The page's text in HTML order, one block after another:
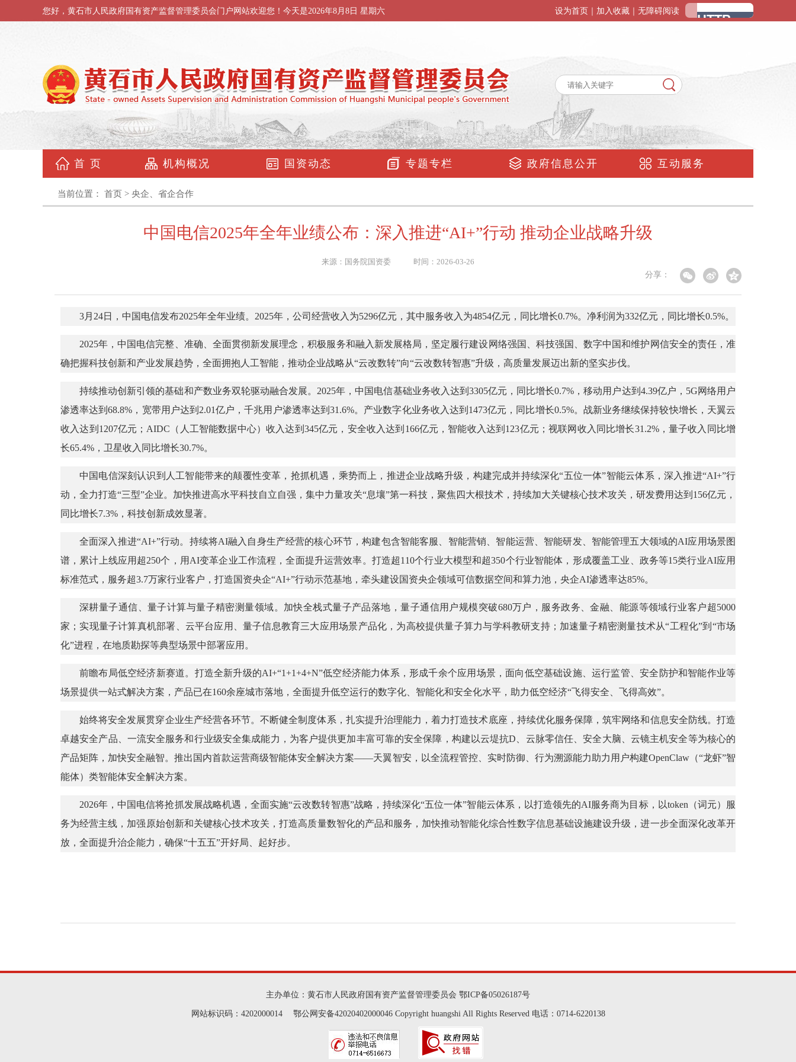
您好，黄石市人民政府国有资产监督管理委员会门户网站欢迎您！今天是2026年8月8日 星期六 设为首页 加入收藏 无障碍阅读
首 页 机构概况 国资动态 专题专栏 政府信息公开 互动服务
当前位置： 首页 > 央企、省企合作
中国电信2025年全年业绩公布：深入推进“AI+”行动 推动企业战略升级
来源：国务院国资委 时间：2026-03-26
分享：
3月24日，中国电信发布2025年全年业绩。2025年，公司经营收入为5296亿元，其中服务收入为4854亿元，同比增长0.7%。净利润为332亿元，同比增长0.5%。
2025年，中国电信完整、准确、全面贯彻新发展理念，积极服务和融入新发展格局，坚定履行建设网络强国、科技强国、数字中国和维护网信安全的责任，准
确把握科技创新和产业发展趋势，全面拥抱人工智能，推动企业战略从“云改数转”向“云改数转智惠”升级，高质量发展迈出新的坚实步伐。
持续推动创新引领的基础和产数业务双轮驱动融合发展。2025年，中国电信基础业务收入达到3305亿元，同比增长0.7%，移动用户达到4.39亿户，5G网络用户
渗透率达到68.8%，宽带用户达到2.01亿户，千兆用户渗透率达到31.6%。产业数字化业务收入达到1473亿元，同比增长0.5%。战新业务继续保持较快增长，天翼云
收入达到1207亿元；AIDC（人工智能数据中心）收入达到345亿元，安全收入达到166亿元，智能收入达到123亿元；视联网收入同比增长31.2%，量子收入同比增
长65.4%，卫星收入同比增长30.7%。
中国电信深刻认识到人工智能带来的颠覆性变革，抢抓机遇，乘势而上，推进企业战略升级，构建完成并持续深化“五位一体”智能云体系，深入推进“AI+”行
动，全力打造“三型”企业。加快推进高水平科技自立自强，集中力量攻关“息壤”第一科技，聚焦四大根技术，持续加大关键核心技术攻关，研发费用达到156亿元，
同比增长7.3%，科技创新成效显著。
全面深入推进“AI+”行动。持续将AI融入自身生产经营的核心环节，构建包含智能客服、智能营销、智能运营、智能研发、智能管理五大领域的AI应用场景图
谱，累计上线应用超250个，用AI变革企业工作流程，全面提升运营效率。打造超110个行业大模型和超350个行业智能体，形成覆盖工业、政务等15类行业AI应用
标准范式，服务超3.7万家行业客户，打造国资央企“AI+”行动示范基地，牵头建设国资央企领域可信数据空间和算力池，央企AI渗透率达85%。
深耕量子通信、量子计算与量子精密测量领域。加快全栈式量子产品落地，量子通信用户规模突破680万户，服务政务、金融、能源等领域行业客户超5000
家；实现量子计算真机部署、云平台应用、量子信息教育三大应用场景产品化，为高校提供量子算力与学科教研支持；加速量子精密测量技术从“工程化”到“市场
化”进程，在地质勘探等典型场景中部署应用。
前瞻布局低空经济新赛道。打造全新升级的AI+“1+1+4+N”低空经济能力体系，形成千余个应用场景，面向低空基础设施、运行监管、安全防护和智能作业等
场景提供一站式解决方案，产品已在160余座城市落地，全面提升低空运行的数字化、智能化和安全化水平，助力低空经济“飞得安全、飞得高效”。
始终将安全发展贯穿企业生产经营各环节。不断健全制度体系，扎实提升治理能力，着力打造技术底座，持续优化服务保障，筑牢网络和信息安全防线。打造
卓越安全产品、一流安全服务和行业级安全集成能力，为客户提供更加丰富可靠的安全保障，构建以云堤抗D、云脉零信任、安全大脑、云镜主机安全等为核心的
产品矩阵，加快安全融智。推出国内首款运营商级智能体安全解决方案——天翼智安，以全流程管控、实时防御、行为溯源能力助力用户构建OpenClaw（“龙虾”智
能体）类智能体安全解决方案。
2026年，中国电信将抢抓发展战略机遇，全面实施“云改数转智惠”战略，持续深化“五位一体”智能云体系，以打造领先的AI服务商为目标，以token（词元）服
务为经营主线，加强原始创新和关键核心技术攻关，打造高质量数智化的产品和服务，加快推动智能化综合性数字信息基础设施建设升级，进一步全面深化改革开
放，全面提升治企能力，确保“十五五”开好局、起好步。
主办单位：黄石市人民政府国有资产监督管理委员会 鄂ICP备05026187号
网站标识码：4202000014 鄂公网安备42020402000046 Copyright huangshi All Rights Reserved 电话：0714-6220138